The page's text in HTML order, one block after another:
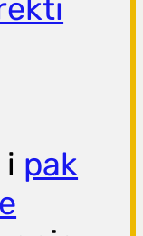
i pak